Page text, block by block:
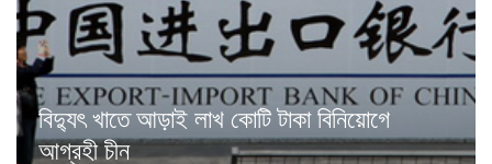
বিদ্যুৎ খাতে আড়াই লাখ কোটি টাকা বিনিয়োগে
আগ্রহী চীন